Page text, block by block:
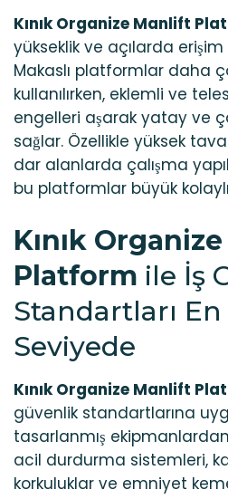
Kınık Organize Manlift
yükseklik ve açılarda erişim
Makaslı platformlar daha
kullanılırken, eklemli ve
engelleri aşarak yatay ve
sağlar. Özellikle yüksek
dar alanlarda çalışma
bu platformlar büyük
Kınık
Platform ile İş
Standartları
Seviyede
Kınık Organize Manlift
güvenlik standartlarına
tasarlanmış
acil durdurma sistemleri,
korkuluklar ve emniyet